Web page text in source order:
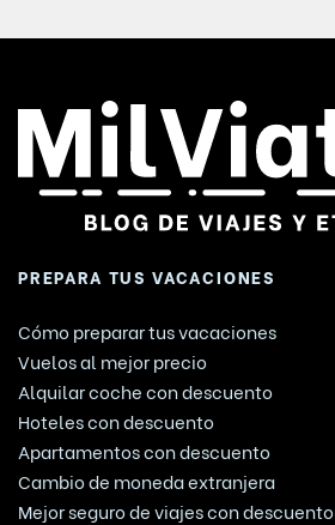
PREPARA TUS VACACIONES
Cómo preparar tus vacaciones
Vuelos al mejor precio
Alquilar coche con descuento
Hoteles con descuento
Apartamentos con descuento
Cambio de moneda extranjera
Mejor seguro de viajes con descuento